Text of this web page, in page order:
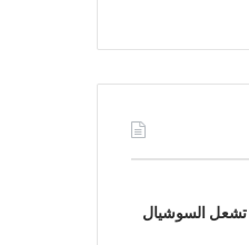
تشعل السوشيال